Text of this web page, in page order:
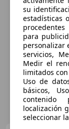
su
estadísticas
para
personalizar
servicios,
Medir el
limitados
Uso de
básicos,
contenido
localización
seleccionar